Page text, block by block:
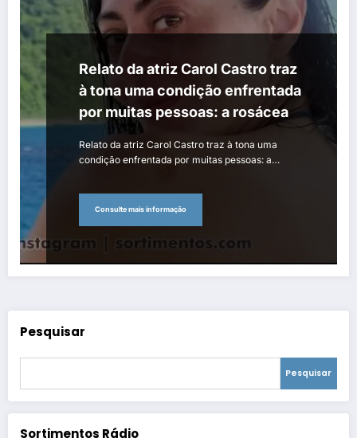
Relato da atriz Carol Castro traz
à tona uma condição enfrentada
por muitas pessoas: a rosácea
Relato da atriz Carol Castro traz à tona uma
condição enfrentada por muitas pessoas: a…
Consulte mais informação
Pesquisar
Pesquisar
Sortimentos Rádio